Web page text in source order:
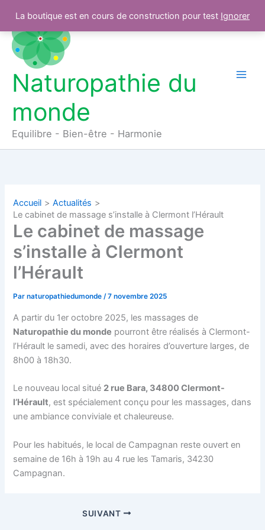
La boutique est en cours de construction pour test Ignorer
contenu
Naturopathie du
monde
Equilibre - Bien-être - Harmonie
Accueil
Actualités
Le cabinet de massage s’installe à Clermont l’Hérault
Le cabinet de massage
s’installe à Clermont
l’Hérault
Parnaturopathiedumonde/7 novembre 2025
A partir du 1er octobre 2025, les massages de
Naturopathie du monde pourront être réalisés à Clermont-
l’Hérault le samedi, avec des horaires d’ouverture larges, de
8h00 à 18h30.
Le nouveau local situé 2 rue Bara, 34800 Clermont-
l’Hérault, est spécialement conçu pour les massages, dans
une ambiance conviviale et chaleureuse.
Pour les habitués, le local de Campagnan reste ouvert en
semaine de 16h à 19h au 4 rue les Tamaris, 34230
Campagnan.
SUIVANT